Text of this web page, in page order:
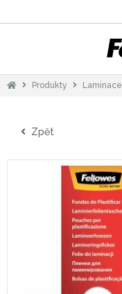
Produkty Laminace
Zpět